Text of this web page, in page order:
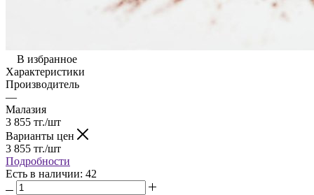
В избранное
Характеристики
Производитель
—
Малазия
3 855 тг./шт
Варианты цен
3 855 тг./шт
Подробности
Есть в наличии: 42